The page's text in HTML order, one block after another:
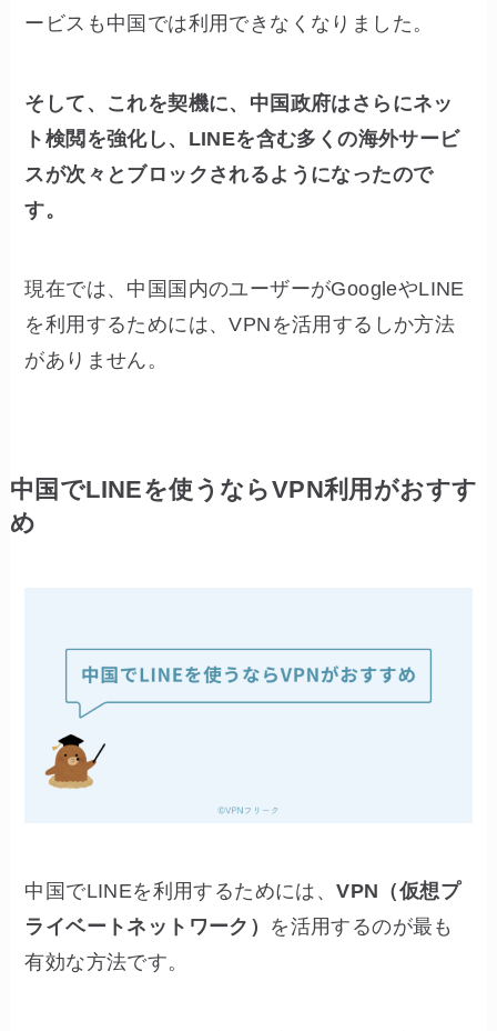
ービスも中国では利用できなくなりました。
そして、これを契機に、中国政府はさらにネッ
ト検閲を強化し、LINEを含む多くの海外サービ
スが次々とブロックされるようになったので
す。
現在では、中国国内のユーザーがGoogleやLINE
を利用するためには、VPNを活用するしか方法
がありません。
中国でLINEを使うならVPN利用がおすす
め
中国でLINEを利用するためには、VPN（仮想プ
ライベートネットワーク） を活用するのが最も
有効な方法です。